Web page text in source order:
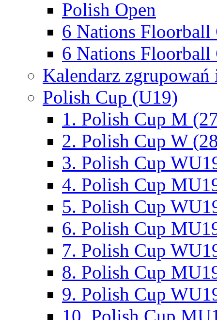
Polish Open
6 Nations Floorball
6 Nations Floorball
Kalendarz
Polish Cup (U19)
1. Polish Cup M
2. Polish Cup W
3. Polish Cup
4. Polish Cup
5. Polish Cup
6. Polish Cup
7. Polish Cup
8. Polish Cup
9. Polish Cup
10. Polish Cup